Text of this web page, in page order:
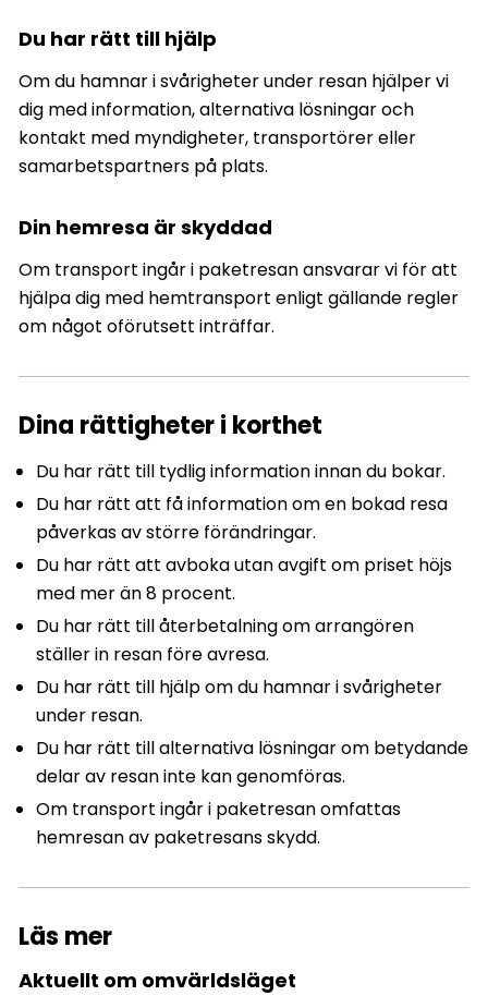
Du har rätt till hjälp
Om du hamnar i svårigheter under resan hjälper vi
dig med information, alternativa lösningar och
kontakt med myndigheter, transportörer eller
samarbetspartners på plats.
Din hemresa är skyddad
Om transport ingår i paketresan ansvarar vi för att
hjälpa dig med hemtransport enligt gällande regler
om något oförutsett inträffar.
Dina rättigheter i korthet
Du har rätt till tydlig information innan du bokar.
Du har rätt att få information om en bokad resa
påverkas av större förändringar.
Du har rätt att avboka utan avgift om priset höjs
med mer än 8 procent.
Du har rätt till återbetalning om arrangören
ställer in resan före avresa.
Du har rätt till hjälp om du hamnar i svårigheter
under resan.
Du har rätt till alternativa lösningar om betydande
delar av resan inte kan genomföras.
Om transport ingår i paketresan omfattas
hemresan av paketresans skydd.
Läs mer
Aktuellt om omvärldsläget